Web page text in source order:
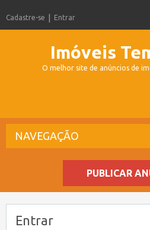
Cadastre-se Entrar
Imóveis
O melhor site de anúncios de
NAVEGAÇÃO
PUBLICAR
Entrar